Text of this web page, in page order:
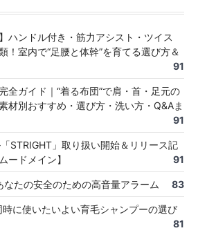
ハンドル付き・筋力アシスト・ツイス
！室内で“足腰と体幹”を育てる選び方＆
91
全ガイド｜“着る布団”で肩・首・足元の
材別おすすめ・選び方・洗い方・Q&Aま
91
STRIGHT」取り扱い開始＆リリース記
ードメイン】
91
たの安全のための高音量アラーム 83
に使いたいよい育毛シャンプーの選び
81